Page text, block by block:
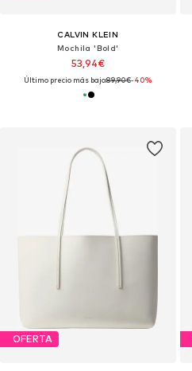
CALVIN KLEIN
Mochila 'Bold'
53,94€
Último precio más bajo:89,90€-40%
OFERTA